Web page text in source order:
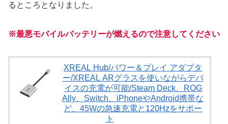
るところとなりました。
※最悪モバイルバッテリーが燃えるので注意してください
XREAL Hub/パワー＆プレイ アダプタ
ー/XREAL ARグラスを使いながらデバ
イスの充電が可能/Steam Deck、ROG
Ally、Switch、iPhoneやAndroid携帯な
ど、45Wの急速充電と120Hzをサポー
ト